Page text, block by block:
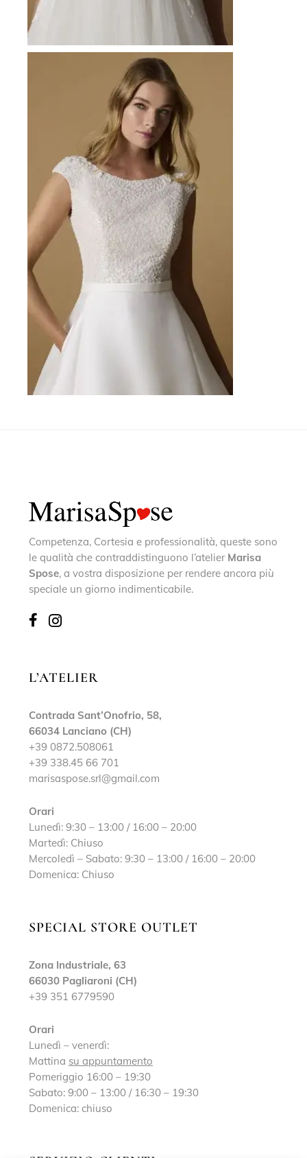
Competenza, Cortesia e professionalità, queste sono
le qualità che contraddistinguono l’atelier Marisa
Spose, a vostra disposizione per rendere ancora più
speciale un giorno indimenticabile.
L’ATELIER
Contrada Sant’Onofrio, 58,
66034 Lanciano (CH)
+39 0872.508061
+39 338.45 66 701
marisaspose.srl@gmail.com
Orari
Lunedì: 9:30 – 13:00 / 16:00 – 20:00
Martedì: Chiuso
Mercoledì – Sabato: 9:30 – 13:00 / 16:00 – 20:00
Domenica: Chiuso
SPECIAL STORE OUTLET
Zona Industriale, 63
66030 Pagliaroni (CH)
+39 351 6779590
Orari
Lunedì – venerdì:
Mattina su appuntamento
Pomeriggio 16:00 – 19:30
Sabato: 9:00 – 13:00 / 16:30 – 19:30
Domenica: chiuso